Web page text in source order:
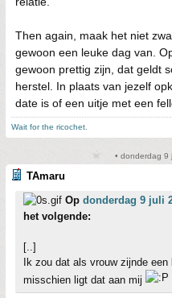
Then again, maak het niet
gewoon een leuke dag van.
gewoon prettig zijn, dat geldt
herstel. In plaats van jezelf
date is of een uitje met een
Wait for the ricochet.
• donderdag 9
TAmaru
Op donderdag 9 juli
het volgende:
[..]
Ik zou dat als vrouw zijnde
misschien ligt dat aan mij